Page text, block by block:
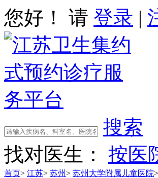
您好！ 请 登录 |
搜索
找对医生：
按医
首页> 江苏> 苏州> 苏州大学附属儿童医院>